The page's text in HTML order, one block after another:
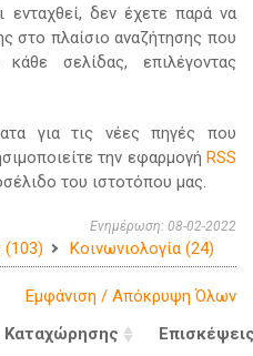
ενταχθεί, δεν έχετε παρά να
στο πλαίσιο αναζήτησης που
σελίδας, επιλέγοντας
για τις νέες πηγές που
την εφαρμογή RSS
του ιστοτόπου μας.
Ενημέρωση: 08-02-2022
(103) Κοινωνιολογία (24)
Εμφάνιση / Απόκρυψη Όλων
Καταχώρησης